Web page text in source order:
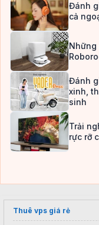
Đánh
cả
Những
Đánh
xinh,
sinh
Trải
rực rỡ
Thuê vps giá rẻ